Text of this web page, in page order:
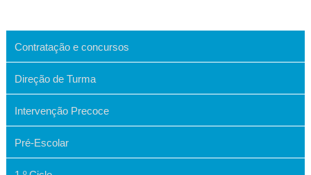
Contratação e concursos
Direção de Turma
Intervenção Precoce
Pré-Escolar